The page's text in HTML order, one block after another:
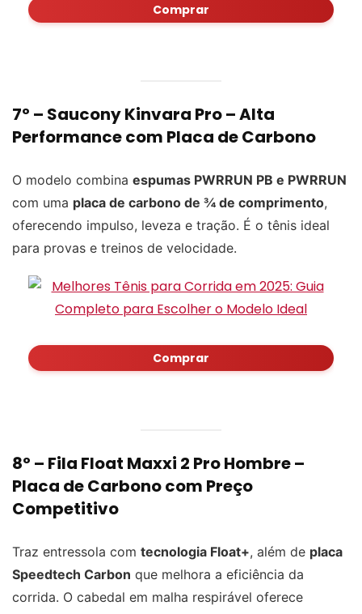
Comprar
7º – Saucony Kinvara Pro– Alta
Performance com Placa de Carbono
O modelo combina espumas PWRRUN PB e PWRRUN
com uma placa de carbono de ¾ de comprimento,
oferecendo impulso, leveza e tração. É o tênis ideal
para provas e treinos de velocidade.
Comprar
8º – Fila Float Maxxi 2 Pro Hombre–
Placa de Carbono com Preço
Competitivo
Traz entressola com tecnologia Float+, além de placa
Speedtech Carbon que melhora a eficiência da
corrida. O cabedal em malha respirável oferece